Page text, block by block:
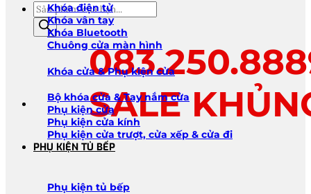
Tìm
kiếm
sản
phẩm
SALE
Khóa điện tử
Khóa vân tay
Khóa Bluetooth
Chuông cửa màn hình
Khóa cửa & Phụ kiện cửa
Bộ khóa cửa & Tay nắm cửa
Phụ kiện cửa
Phụ kiện cửa kính
Phụ kiện cửa trượt, cửa xếp & cửa đi
PHỤ KIỆN TỦ BẾP
Phụ kiện tủ bếp